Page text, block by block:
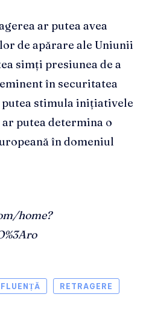
ar putea avea
de apărare ale Uniunii
simți presiunea de a
în securitatea
putea stimula inițiativele
putea determina o
în domeniul
home?
RETRAGERE